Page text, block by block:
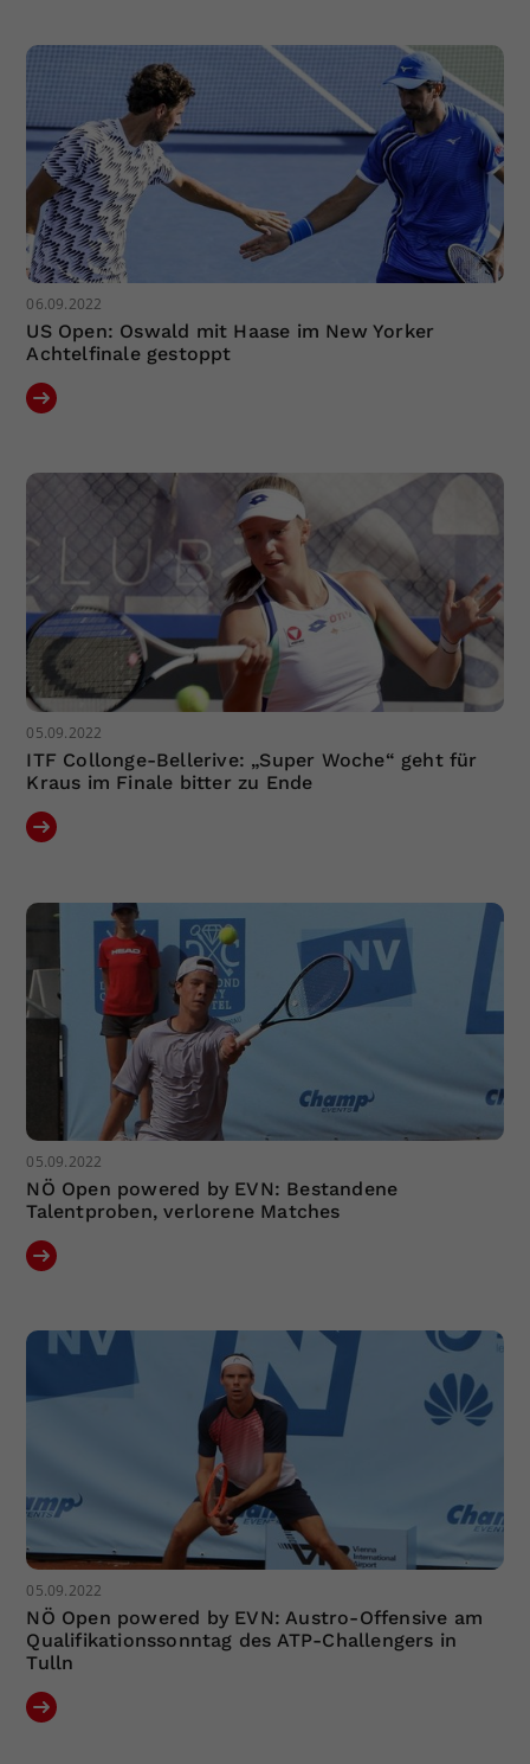
06.09.2022
US Open: Oswald mit Haase im New Yorker
Achtelfinale gestoppt
05.09.2022
ITF Collonge-Bellerive: „Super Woche“ geht für
Kraus im Finale bitter zu Ende
05.09.2022
NÖ Open powered by EVN: Bestandene
Talentproben, verlorene Matches
05.09.2022
NÖ Open powered by EVN: Austro-Offensive am
Qualifikationssonntag des ATP-Challengers in
Tulln
Einstellungen. Unter anderem eine
zufällig generierte ID, für die
historische Speicherung Ihrer
vorgenommen Einstellungen, falls der
Webseiten-Betreiber dies eingestellt
hat.